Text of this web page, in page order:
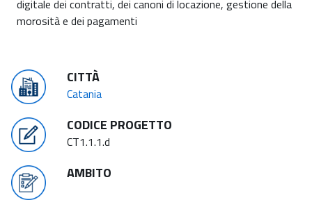
digitale dei contratti, dei canoni di locazione, gestione della
morosità e dei pagamenti
CITTÀ
Catania
CODICE PROGETTO
CT1.1.1.d
AMBITO